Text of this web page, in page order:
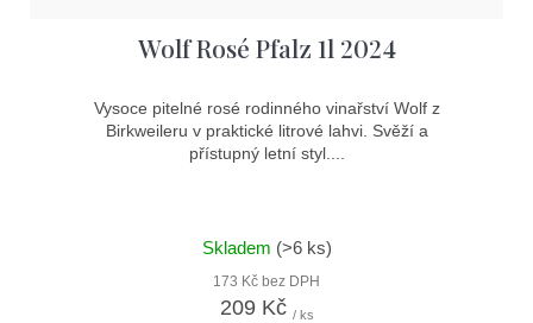
Wolf Rosé Pfalz 1l 2024
Vysoce pitelné rosé rodinného vinařství Wolf z
Birkweileru v praktické litrové lahvi. Svěží a
přístupný letní styl....
Skladem (>6 ks)
173 Kč bez DPH
209 Kč / ks